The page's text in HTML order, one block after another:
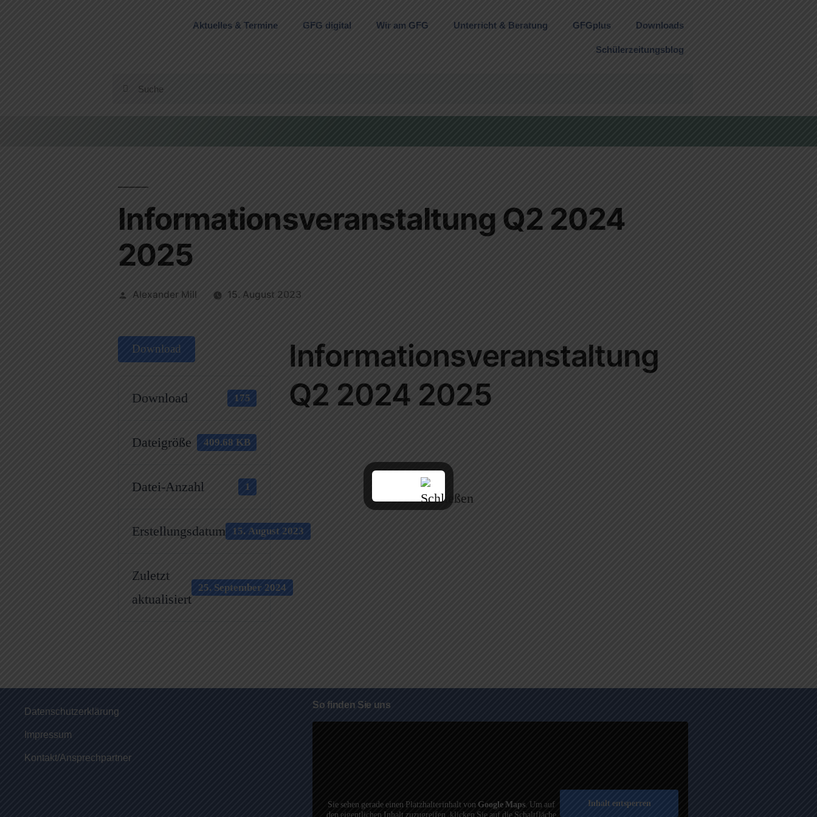
Aktuelles & Termine GFG digital Wir am GFG Unterricht & Beratung GFGplus Downloads
Schülerzeitungsblog
Informationsveranstaltung Q2 2024
2025
Alexander Mill 15. August 2023
Download
Download 175
Dateigröße 409.68 KB
Datei-Anzahl 1
Erstellungsdatum 15. August 2023
Zuletzt
aktualisiert
25. September 2024
Informationsveranstaltung
Q2 2024 2025
Datenschutzerklärung
Impressum
Kontakt/Ansprechpartner
So finden Sie uns
Sie sehen gerade einen Platzhalterinhalt vonGoogle Maps. Um auf
den eigentlichen Inhalt zuzugreifen, klicken Sie auf die Schaltfläche
Inhalt entsperren